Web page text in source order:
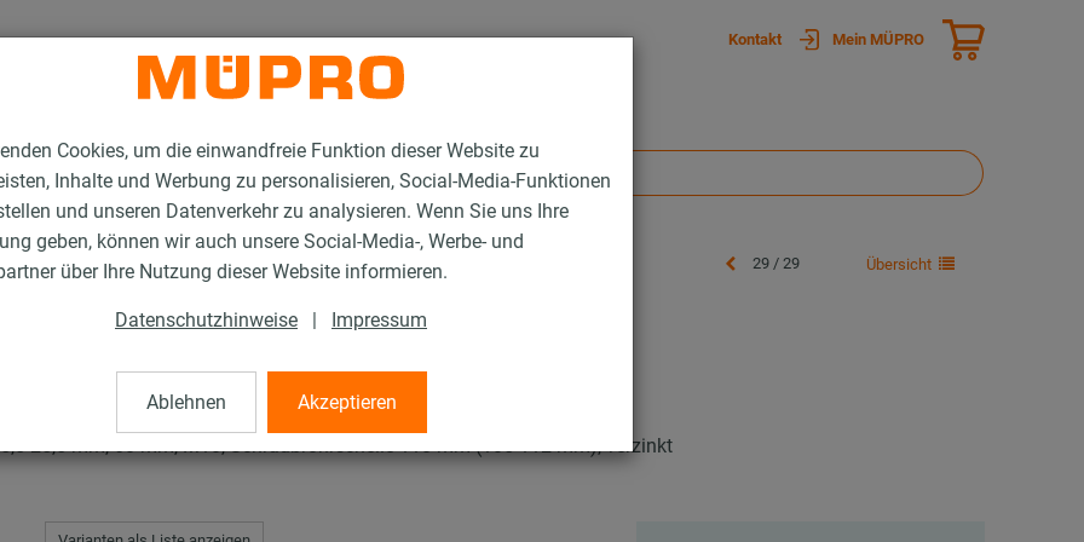
Cookies, um die einwandfreie Funktion dieser Website zu
Inhalte und Werbung zu personalisieren, Social-Media-Funktionen
und unseren Datenverkehr zu analysieren. Wenn Sie uns Ihre
geben, können wir auch unsere Social-Media-, Werbe- und
über Ihre Nutzung dieser Website informieren.
Datenschutzhinweise | Impressum
Ablehnen Akzeptieren
Kontakt Mein MÜPRO
mit Schalldämmung ISO-Schellen RTN+ Typ 2 und 4 29 / 29 Übersicht
Typ 2 und 4
25,5 mm, 60 mm, M10, Schraubrohrschelle 110 mm (105-112 mm), verzinkt